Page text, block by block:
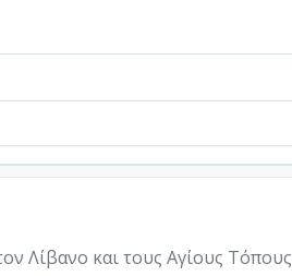
Λίβανο και τους Αγίους Τόπους